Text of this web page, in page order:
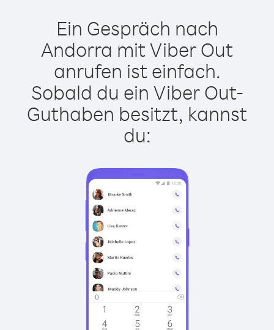
Ein Gespräch nach
Andorra mit Viber Out
anrufen ist einfach.
Sobald du ein Viber Out-
Guthaben besitzt, kannst
du: